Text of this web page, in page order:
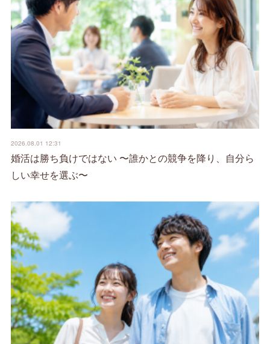
2026.08.01 12:31
婚活は勝ち負けではない 〜誰かとの競争を降り、自分ら
しい幸せを選ぶ〜